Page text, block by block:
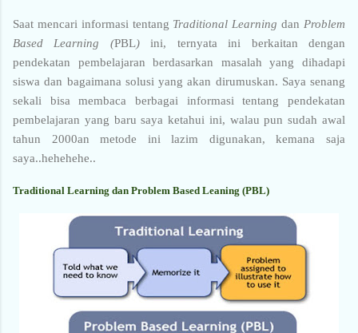
Saat mencari informasi tentang Traditional Learning dan Problem
Based Learning (PBL)ini, ternyata ini berkaitan dengan
pendekatan pembelajaran berdasarkan masalah yang dihadapi
siswa dan bagaimana solusi yang akan dirumuskan. Saya senang
sekali bisa membaca berbagai informasi tentang pendekatan
pembelajaran yang baru saya ketahui ini, walau pun sudah awal
tahun 2000an metode ini lazim digunakan, kemana saja
saya..hehehehe..
Traditional Learning dan Problem Based Leaning (PBL)